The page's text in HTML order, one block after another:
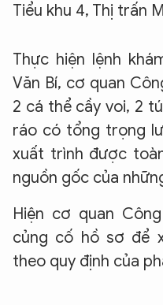
Tiểu khu 4, Thị trấn
Thực hiện lệnh
Văn Bí, cơ quan
2 cá thể cầy voi, 2
ráo có tổng trọng
xuất trình được
nguồn gốc của
Hiện cơ quan
củng cố hồ sơ để
theo quy định của